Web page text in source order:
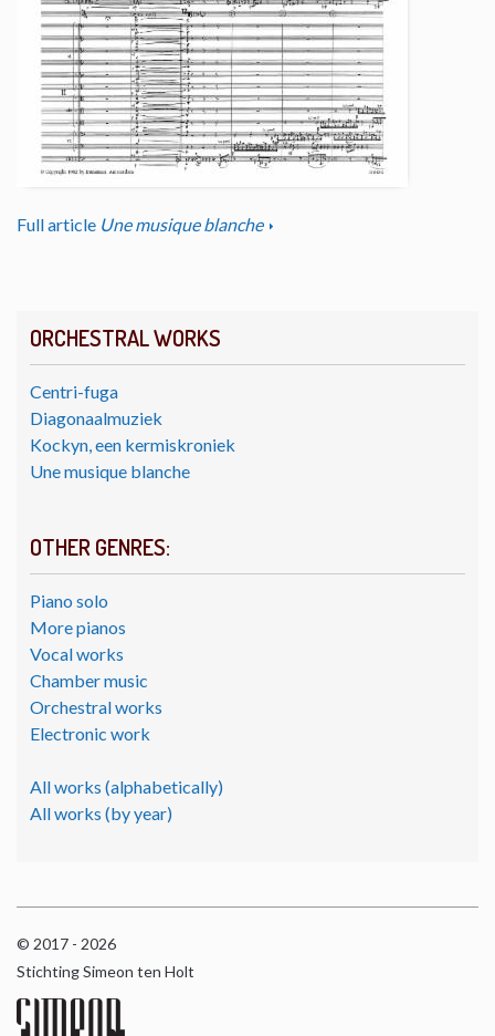
ORCHESTRAL WORKS
Centri-fuga
Diagonaalmuziek
Kockyn, een kermiskroniek
Une musique blanche
OTHER GENRES:
Piano solo
More pianos
Vocal works
Chamber music
Orchestral works
Electronic work
All works (alphabetically)
All works (by year)
Full article Une musique blanche
© 2017 - 2026
Stichting Simeon ten Holt